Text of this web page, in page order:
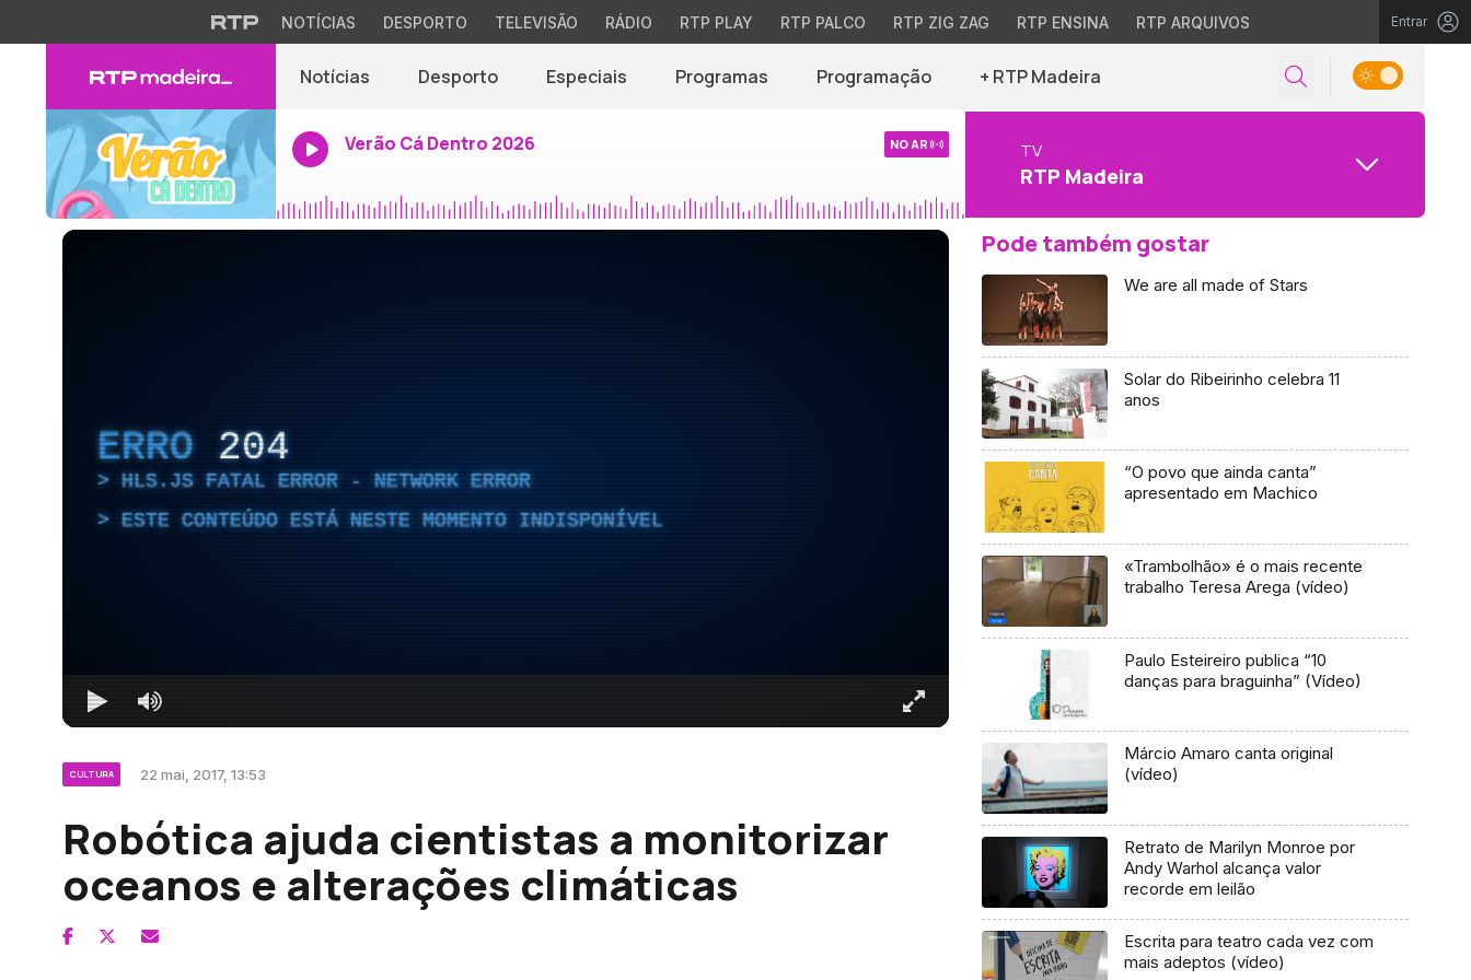
NOTÍCIAS DESPORTO TELEVISÃO RÁDIO RTP PLAY RTP PALCO RTP ZIG ZAG RTP ENSINA RTP ARQUIVOS Entrar
Notícias Desporto Especiais Programas Programação + RTP Madeira
Verão Cá Dentro 2026 NO AR TV
RTP Madeira
ERRO 204
HLS.JS FATAL ERROR - NETWORK ERROR
ESTE CONTEÚDO ESTÁ NESTE MOMENTO INDISPONÍVEL
CULTURA 22 mai, 2017, 13:53
Robótica ajuda cientistas a monitorizar
oceanos e alterações climáticas
Pode também gostar
We are all made of Stars
Solar do Ribeirinho celebra 11
anos
“O povo que ainda canta”
apresentado em Machico
«Trambolhão» é o mais recente
trabalho Teresa Arega (vídeo)
Paulo Esteireiro publica “10
danças para braguinha” (Vídeo)
Márcio Amaro canta original
(vídeo)
Retrato de Marilyn Monroe por
Andy Warhol alcança valor
recorde em leilão
Escrita para teatro cada vez com
mais adeptos (vídeo)